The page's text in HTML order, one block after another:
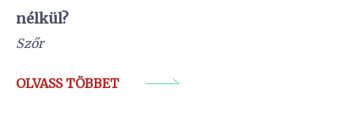
nélkül?
Szőr
OLVASS TÖBBET